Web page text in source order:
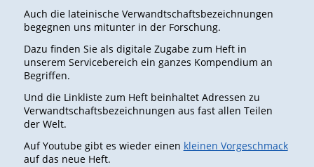
Auch die lateinische Verwandtschaftsbezeichnungen
begegnen uns mitunter in der Forschung.
Dazu finden Sie als digitale Zugabe zum Heft in
unserem Servicebereich ein ganzes Kompendium an
Begriffen.
Und die Linkliste zum Heft beinhaltet Adressen zu
Verwandtschaftsbezeichnungen aus fast allen Teilen
der Welt.
Auf Youtube gibt es wieder einen kleinen Vorgeschmack
auf das neue Heft.